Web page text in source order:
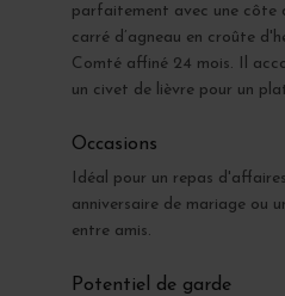
parfaitement avec une côte
carré d’agneau en croûte
Comté affiné 24 mois. Il
un civet de lièvre pour un
Occasions
Idéal pour un repas
anniversaire de mariage ou
entre amis.
Potentiel de garde